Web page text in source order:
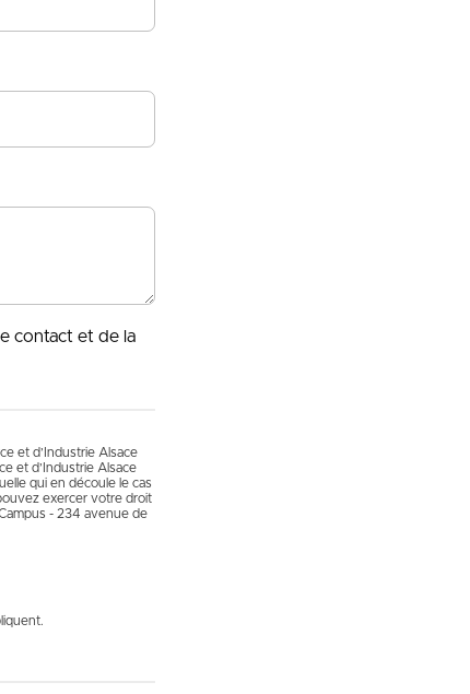
contact et de la
et d’Industrie Alsace
et d’Industrie Alsace
qui en découle le cas
exercer votre droit
- 234 avenue de